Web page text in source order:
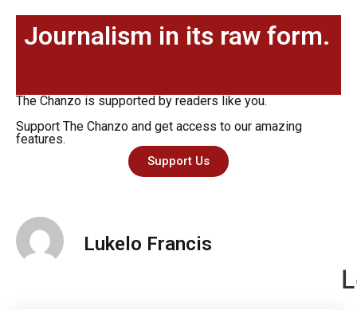
Journalism in its raw form.
The Chanzo is supported by readers like you.
Support The Chanzo and get access to our amazing
features.
Support Us
Lukelo Francis